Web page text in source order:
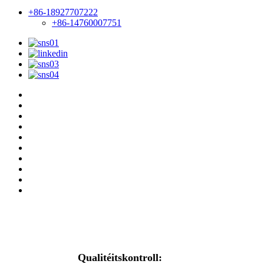
+86-18927707222
+86-14760007751
Qualitéitskontroll: